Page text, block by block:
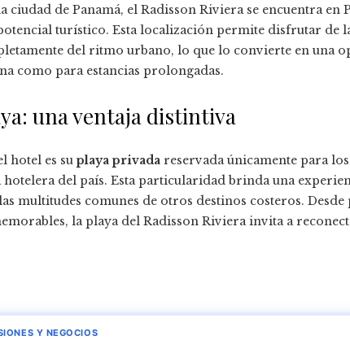
ciudad de Panamá, el Radisson Riviera se encuentra en
turístico. Esta localización permite disfrutar de
del ritmo urbano, lo que lo convierte en una
como para estancias prolongadas.
una ventaja distintiva
hotel es suplaya privada reservada únicamente para
del país. Esta particularidad brinda una
multitudes comunes de otros destinos costeros. Desde
la playa del Radisson Riviera invita a
Y NEGOCIOS